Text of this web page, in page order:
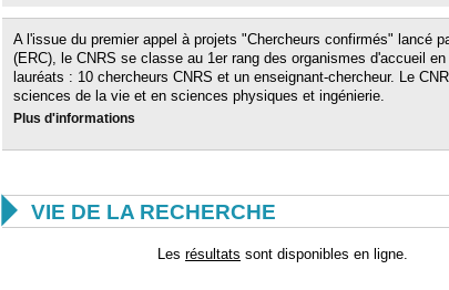
A l'issue du premier appel à projets "Chercheurs confirmés" lancé
(ERC), le CNRS se classe au 1er rang des organismes d'accueil
lauréats : 10 chercheurs CNRS et un enseignant-chercheur. Le
sciences de la vie et en sciences physiques et ingénierie.
Plus d'informations
 VIE DE LA RECHERCHE
Les résultats sont disponibles en ligne.